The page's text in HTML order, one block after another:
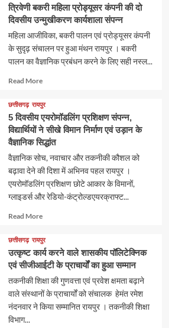
त्रिवेणी बकरी महिला प्रोड्यूसर कंपनी की दो
दिवसीय उन्मुखीकरण कार्यशाला संपन्न
महिला आजीविका, बकरी पालन एवं प्रोड्यूसर कंपनी
के सुदृढ़ संचालन पर हुआ मंथन रायपुर । बकरी
पालन का वैज्ञानिक प्रबंधन करने के लिए सही नस्ल...
Read MoreRead
about
छत्तीसगढ़ रायपुर
5 दिवसीय एयरोमॉडलिंग प्रशिक्षण संपन्न,
विद्यार्थियों ने सीखे विमान निर्माण एवं उड़ान के
वैज्ञानिक सिद्धांत
वैज्ञानिक सोच, नवाचार और तकनीकी कौशल को
बढ़ावा देने की दिशा में अभिनव पहल रायपुर ।
एयरोमॉडलिंग प्रशिक्षण छोटे आकार के विमानों,
ग्लाइडर्स और रेडियो-कंट्रोल्डएयरक्राफ्ट...
Read MoreRead
about
छत्तीसगढ़ रायपुर
उत्कृष्ट कार्य करने वाले शासकीय पॉलिटेक्निक
एवं सीजीआईटी के प्राचार्यों का हुआ सम्मान
तकनीकी शिक्षा की गुणवत्ता एवं प्रवेश क्षमता बढ़ाने
वाले संस्थानों के प्राचार्यों को संचालक हेमंत रमेश
नंदनवार ने किया सम्मानित रायपुर । तकनीकी शिक्षा
विभाग...